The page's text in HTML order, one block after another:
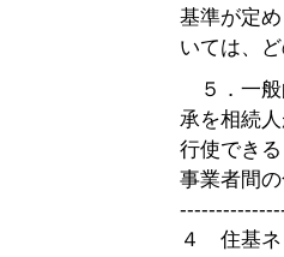
基準が定
いては、ど
５．一般
承を相続
行使でき
事業者間
４ 住基ネ